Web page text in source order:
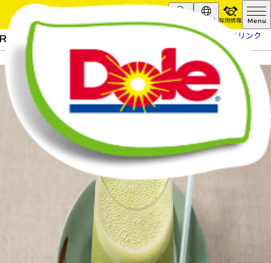
Search Global
採用情報
パイナップル抹茶ドリンク